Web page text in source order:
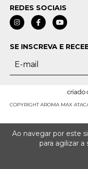
Ao navegar por este
para agilizar a
REDES SOCIAIS
SE INSCREVA E
COPYRIGHT AROMA MAX